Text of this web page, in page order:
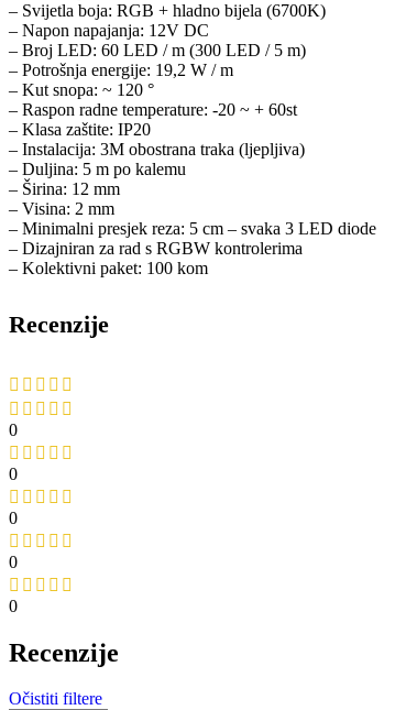
– Svijetla boja: RGB + hladno bijela (6700K)
– Napon napajanja: 12V DC
– Broj LED: 60 LED / m (300 LED / 5 m)
– Potrošnja energije: 19,2 W / m
– Kut snopa: ~ 120 °
– Raspon radne temperature: -20 ~ + 60st
– Klasa zaštite: IP20
– Instalacija: 3M obostrana traka (ljepljiva)
– Duljina: 5 m po kalemu
– Širina: 12 mm
– Visina: 2 mm
– Minimalni presjek reza: 5 cm – svaka 3 LED diode
– Dizajniran za rad s RGBW kontrolerima
– Kolektivni paket: 100 kom
Recenzije
0
0
0
0
0
Recenzije
Očistiti filtere